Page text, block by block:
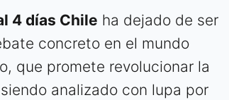
4 días Chile ha dejado de ser
concreto en el mundo
que promete revolucionar la
analizado con lupa por